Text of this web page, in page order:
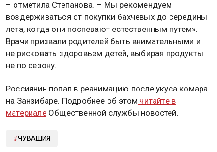
– отметила Степанова. – Мы рекомендуем
воздерживаться от покупки бахчевых до середины
лета, когда они поспевают естественным путем».
Врачи призвали родителей быть внимательными и
не рисковать здоровьем детей, выбирая продукты
не по сезону.
Россиянин попал в реанимацию после укуса комара
на Занзибаре. Подробнее об этом читайте в
материалеОбщественной службы новостей.
ЧУВАШИЯ